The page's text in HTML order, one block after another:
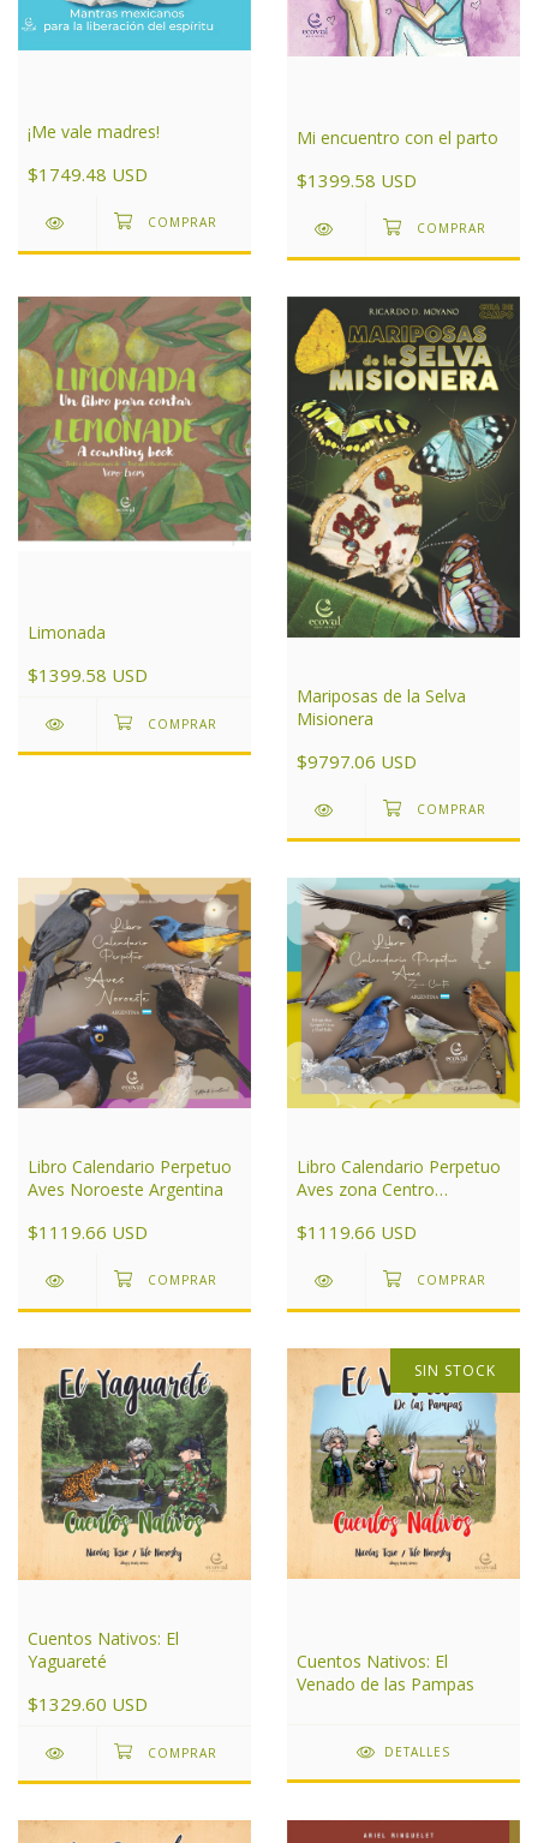
¡Me vale madres!
$1749.48 USD
Mi encuentro con el parto
$1399.58 USD
Limonada
$1399.58 USD
Mariposas de la Selva
Misionera
$9797.06 USD
Libro Calendario Perpetuo
Aves Noroeste Argentina
$1119.66 USD
Libro Calendario Perpetuo
Aves zona Centro
$1119.66 USD
Cuentos Nativos: El
Yaguareté
$1329.60 USD
SIN STOCK
Cuentos Nativos: El
Venado de las Pampas
DETALLES